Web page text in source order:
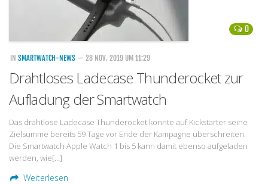
Smartphonetarife
Datentarife
o2
Smartphonetarife
Prepaid-Tarife
Flatrate-Prepaidtarife
Mobilfunk-Vergleichsrechner
Mobilfunk-Tarifrechner
0
IN SMARTWATCH-NEWS — 28 NOV. 2019 UM 11:29
Drahtloses Ladecase Thunderocket zur
Aufladung der Smartwatch
Das drahtlose Ladecase Thunderocket konnte auf Kickstarter seine
Zielsumme bereits 59 Tage vor Ende der Kampagne überschreiten.
Die Smartwatch Apple Watch 1 bis 5 kann damit ebenso aufgeladen
werden, wie[…]
Weiterlesen